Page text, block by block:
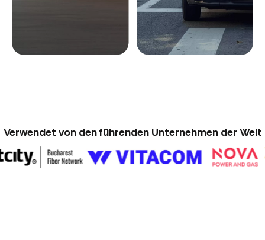
Verwendet von den führenden Unternehmen der Welt